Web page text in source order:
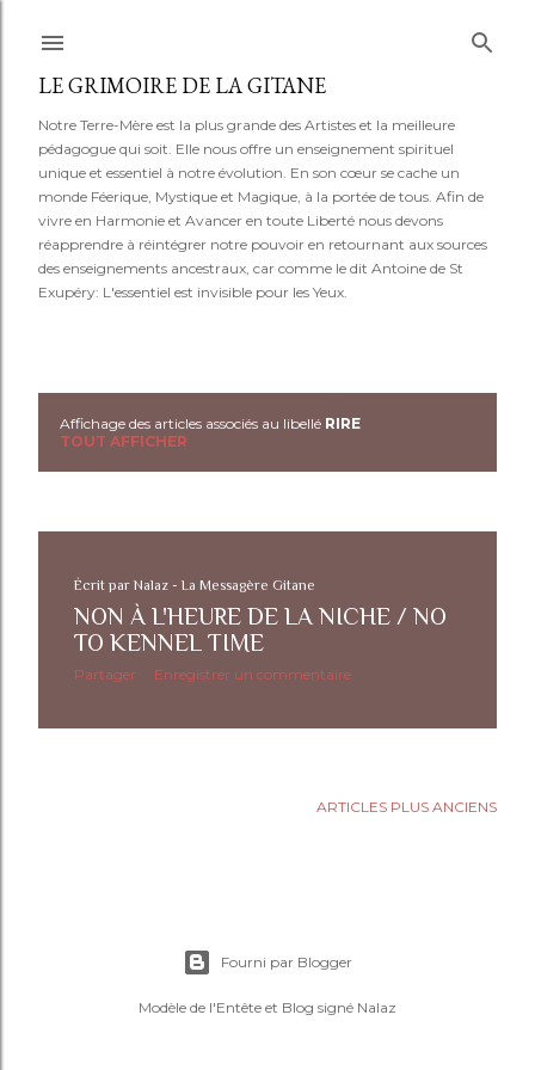
LE GRIMOIRE DE LA GITANE
Notre Terre-Mère est la plus grande des Artistes et la meilleure
pédagogue qui soit. Elle nous offre un enseignement spirituel
unique et essentiel à notre évolution. En son cœur se cache un
monde Féerique, Mystique et Magique, à la portée de tous. Afin de
vivre en Harmonie et Avancer en toute Liberté nous devons
réapprendre à réintégrer notre pouvoir en retournant aux sources
des enseignements ancestraux, car comme le dit Antoine de St
Exupéry: L'essentiel est invisible pour les Yeux.
A
t
e
Affichage des articles associés au libellé RIRE
TOUT AFFICHER
Écrit par Nalaz - La Messagère Gitane
NON À L'HEURE DE LA NICHE / NO
TO KENNEL TIME
Partager Enregistrer un commentaire
ARTICLES PLUS ANCIENS
Fourni par Blogger
Modèle de l'Entête et Blog signé Nalaz